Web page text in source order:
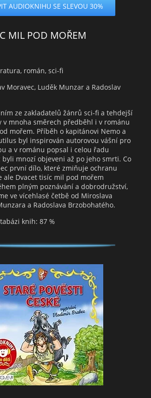
AUDIOKNIHU SE SLEVOU 30%
MIL POD MOŘEM
román, sci-fi
Moravec, Luděk Munzar a Radoslav
ze zakladatelů žánrů sci-fi a tehdejší
v mnoha směrech předběhl i v románu
mořem. Příběh o kapitánovi Nemo a
byl inspirován autorovou vášní pro
a v románu popsal i celou řadu
byli mnozí objeveni až po jeho smrti. Co
první dílo, které zmiňuje ochranu
ale Dvacet tisíc mil pod mořem
plným poznávání a dobrodružství,
ve vícehlasé četbě od Miroslava
a Radoslava Brzobohatého.
knih: 87 %